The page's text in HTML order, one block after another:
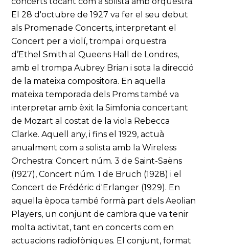
El 28 d'octubre de 1927 va fer el seu debut
als Promenade Concerts, interpretant el
Concert per a violí, trompa i orquestra
d’Ethel Smith al Queens Hall de Londres,
amb el trompa Aubrey Brian i sota la direcció
de la mateixa compositora. En aquella
mateixa temporada dels Proms també va
interpretar amb èxit la Simfonia concertant
de Mozart al costat de la viola Rebecca
Clarke. Aquell any, i fins el 1929, actuà
anualment com a solista amb la Wireless
Orchestra: Concert núm. 3 de Saint-Saëns
(1927), Concert núm. 1 de Bruch (1928) i el
Concert de Frédéric d'Erlanger (1929). En
aquella època també formà part dels Aeolian
Players, un conjunt de cambra que va tenir
molta activitat, tant en concerts com en
actuacions radiofòniques. El conjunt, format